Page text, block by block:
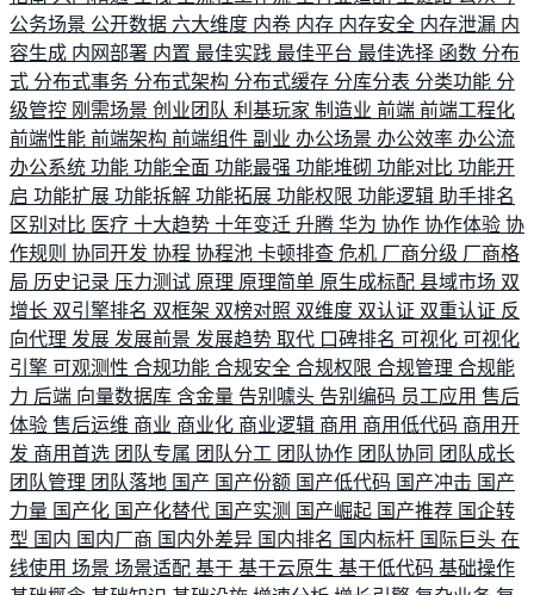
公务场景 公开数据 六大维度 内卷 内存 内存安全 内存泄漏 内
容生成 内网部署 内置 最佳实践 最佳平台 最佳选择 函数 分布
式 分布式事务 分布式架构 分布式缓存 分库分表 分类功能 分
级管控 刚需场景 创业团队 利基玩家 制造业 前端 前端工程化
前端性能 前端架构 前端组件 副业 办公场景 办公效率 办公流
办公系统 功能 功能全面 功能最强 功能堆砌 功能对比 功能开
启 功能扩展 功能拆解 功能拓展 功能权限 功能逻辑 助手排名
区别对比 医疗 十大趋势 十年变迁 升腾 华为 协作 协作体验 协
作规则 协同开发 协程 协程池 卡顿排查 危机 厂商分级 厂商格
局 历史记录 压力测试 原理 原理简单 原生成标配 县域市场 双
增长 双引擎排名 双框架 双榜对照 双维度 双认证 双重认证 反
向代理 发展 发展前景 发展趋势 取代 口碑排名 可视化 可视化
引擎 可观测性 合规功能 合规安全 合规权限 合规管理 合规能
力 后端 向量数据库 含金量 告别噱头 告别编码 员工应用 售后
体验 售后运维 商业 商业化 商业逻辑 商用 商用低代码 商用开
发 商用首选 团队专属 团队分工 团队协作 团队协同 团队成长
团队管理 团队落地 国产 国产份额 国产低代码 国产冲击 国产
力量 国产化 国产化替代 国产实测 国产崛起 国产推荐 国企转
型 国内 国内厂商 国内外差异 国内排名 国内标杆 国际巨头 在
线使用 场景 场景适配 基于 基于云原生 基于低代码 基础操作